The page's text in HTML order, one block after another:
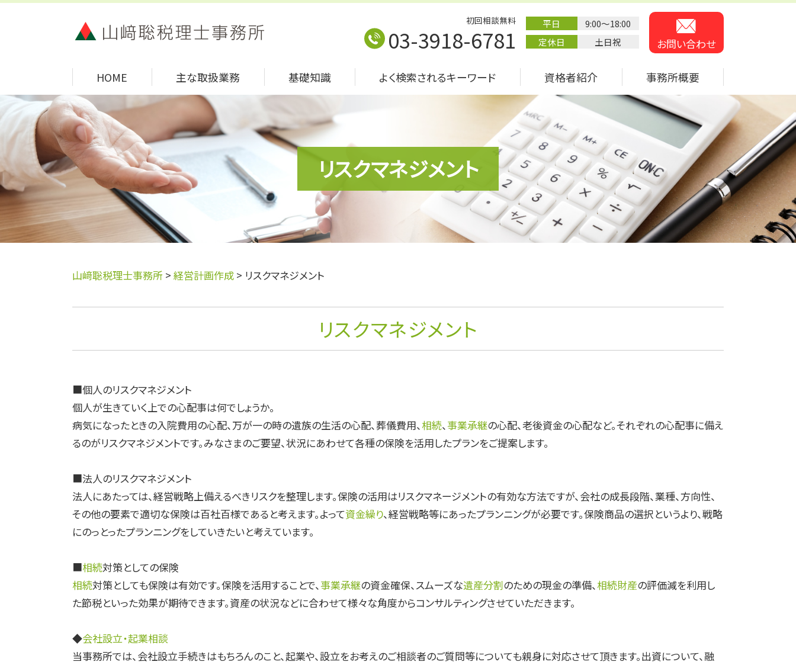
リスクマネジメント
初回相談無料
03-3918-6781
平日
9:00～18:00
定休日
土日祝 お問い合わせ
HOME 主な取扱業務 基礎知識 よく検索されるキーワード 資格者紹介 事務所概要
山﨑聡税理士事務所 > 経営計画作成 > リスクマネジメント
リスクマネジメント
■個人のリスクマネジメント
個人が生きていく上での心配事は何でしょうか。
病気になったときの入院費用の心配、万が一の時の遺族の生活の心配、葬儀費用、相続、事業承継の心配、老後資金の心配など。それぞれの心配事に備え
るのがリスクマネジメントです。みなさまのご要望、状況にあわせて各種の保険を活用したプランをご提案します。
■法人のリスクマネジメント
法人にあたっては、経営戦略上備えるべきリスクを整理します。保険の活用はリスクマネージメントの有効な方法ですが、会社の成長段階、業種、方向性、
その他の要素で適切な保険は百社百様であると考えます。よって資金繰り、経営戦略等にあったプランニングが必要です。保険商品の選択というより、戦略
にのっとったプランニングをしていきたいと考えています。
■相続対策としての保険
相続対策としても保険は有効です。保険を活用することで、事業承継の資金確保、スムーズな遺産分割のための現金の準備、相続財産の評価減を利用し
た節税といった効果が期待できます。資産の状況などに合わせて様々な角度からコンサルティングさせていただきます。
◆会社設立・起業相談
当事務所では、会社設立手続きはもちろんのこと、起業や、設立をお考えのご相談者のご質問等についても親身に対応させて頂きます。出資について、融